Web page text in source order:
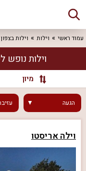
עמוד ראשי וילות וילות בצפון
וילות
מיון
הגעה
וילה אריסטו